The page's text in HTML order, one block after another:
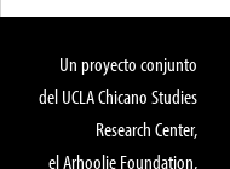
Un proyecto conjunto
del UCLA Chicano Studies
Research Center,
el Arhoolie Foundation,